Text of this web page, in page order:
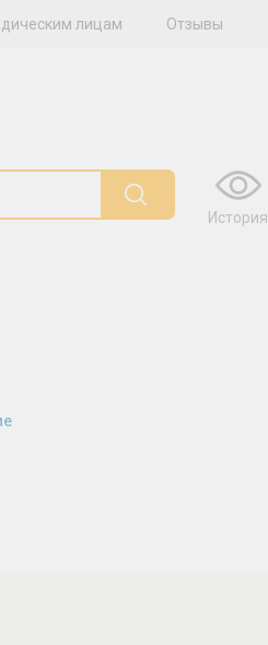
лицам Отзывы
История